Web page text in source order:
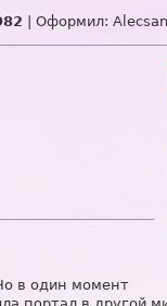
| Оформил:
в один момент